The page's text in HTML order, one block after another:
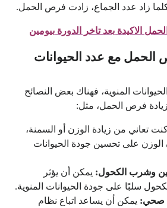
زاد عدد الجماع، زادت فرص الحمل.
الاكيدة بعد تاخر الدورة بيومين
الحمل مع عدد الحيوانات
المنوية، فهناك بعض النصائح
فرص الحمل، مثل:
كنت تعاني من زيادة الوزن أو السمنة،
على تحسين جودة الحيوانات
وشرب الكحول: يمكن أن يؤثر
سلبًا على جودة الحيوانات المنوية.
صحي: يمكن أن يساعد اتباع نظام